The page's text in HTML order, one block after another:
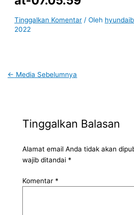
Tinggalkan Komentar / Oleh
2022
← Media Sebelumnya
Tinggalkan Balasan
Alamat email Anda tidak akan
wajib ditandai *
Komentar *